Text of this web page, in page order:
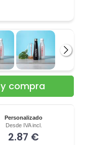
Personalizado
Desde IVA incl.
2.87 €
compra